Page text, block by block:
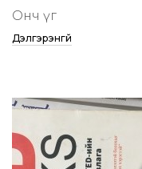
Онч үг
Дэлгэрэнгүй